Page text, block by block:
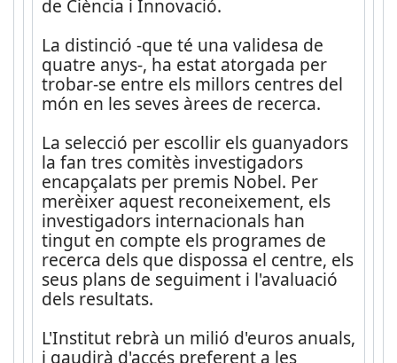
de Ciència i Innovació.
La distinció -que té una validesa de
quatre anys-, ha estat atorgada per
trobar-se entre els millors centres del
món en les seves àrees de recerca.
La selecció per escollir els guanyadors
la fan tres comitès investigadors
encapçalats per premis Nobel. Per
merèixer aquest reconeixement, els
investigadors internacionals han
tingut en compte els programes de
recerca dels que dispossa el centre, els
seus plans de seguiment i l'avaluació
dels resultats.
L'Institut rebrà un milió d'euros anuals,
i gaudirà d'accés preferent a les